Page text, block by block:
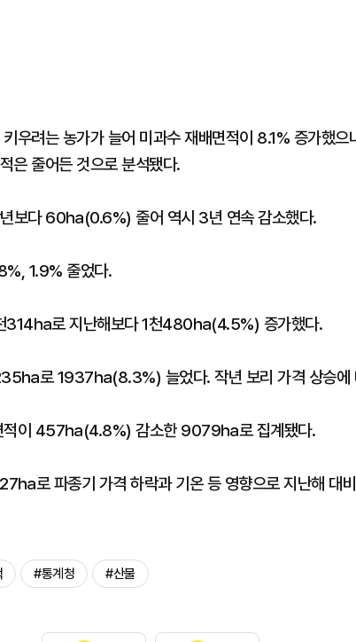
우려는 농가가 늘어 미과수 재배면적이 8.1% 증가했으
은 줄어든 것으로 분석됐다.
보다 60㏊(0.6%) 줄어 역시 3년 연속 감소했다.
1.9% 줄었다.
314㏊로 지난해보다 1천480㏊(4.5%) 증가했다.
㏊로 1937㏊(8.3%) 늘었다. 작년 보리 가격 상승에
적이 457㏊(4.8%) 감소한 9079㏊로 집계됐다.
㏊로 파종기 가격 하락과 기온 등 영향으로 지난해
#통계청 #산불